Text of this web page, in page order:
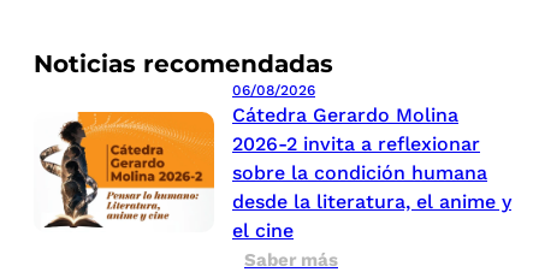
Noticias recomendadas
06/08/2026
Cátedra Gerardo Molina
2026-2 invita a reflexionar
sobre la condición humana
desde la literatura, el anime y
el cine
Saber más